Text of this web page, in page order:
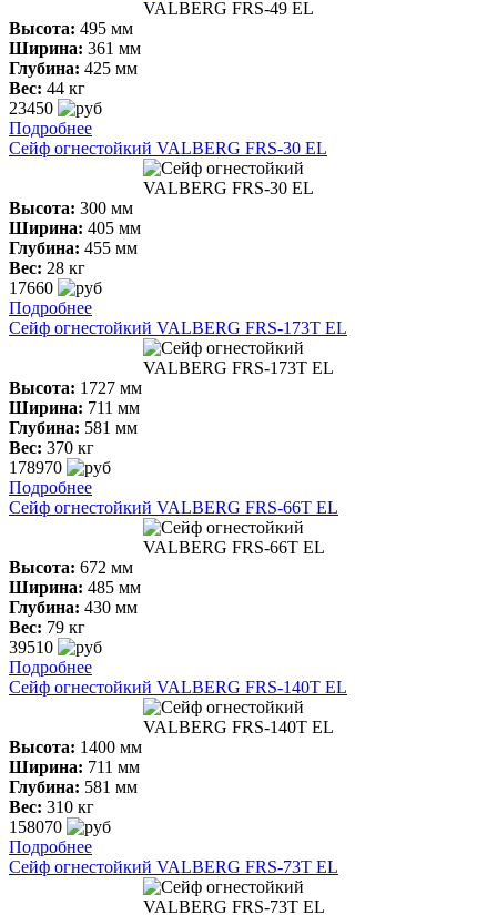
Высота: 495 мм
Ширина: 361 мм
Глубина: 425 мм
Вес: 44 кг
23450
Подробнее
Сейф огнестойкий VALBERG FRS-30 ЕL
Высота: 300 мм
Ширина: 405 мм
Глубина: 455 мм
Вес: 28 кг
17660
Подробнее
Сейф огнестойкий VALBERG FRS-173T ЕL
Высота: 1727 мм
Ширина: 711 мм
Глубина: 581 мм
Вес: 370 кг
178970
Подробнее
Сейф огнестойкий VALBERG FRS-66Т ЕL
Высота: 672 мм
Ширина: 485 мм
Глубина: 430 мм
Вес: 79 кг
39510
Подробнее
Сейф огнестойкий VALBERG FRS-140T ЕL
Высота: 1400 мм
Ширина: 711 мм
Глубина: 581 мм
Вес: 310 кг
158070
Подробнее
Сейф огнестойкий VALBERG FRS-73T ЕL